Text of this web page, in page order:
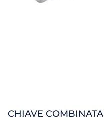
CHIAVE COMBINATA